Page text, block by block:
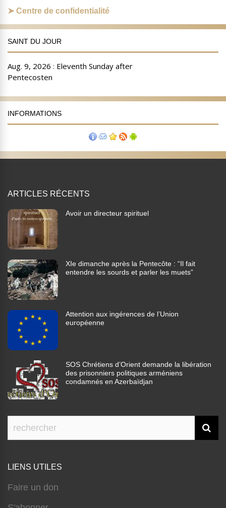
Centre de confidentialité
SAINT DU JOUR
INFORMATIONS
ARTICLES RÉCENTS
Avoir un directeur spirituel
XIe dimanche après la Pentecôte : “Il fait
entendre les sourds et parler les muets”
Attention aux ingérences de l’Union
européenne
SOS Chrétiens d’Orient demande la libération
des prisonniers politiques arméniens
condamnés en Azerbaïdjan
LIENS UTILES
Faire un don